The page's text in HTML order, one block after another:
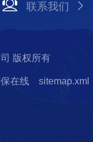
联系我们
版权所有
在线 sitemap.xml